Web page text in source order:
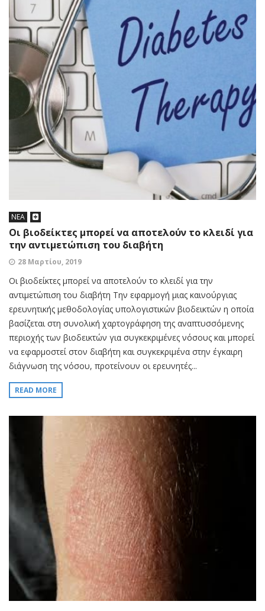
ΝΕΑ
Οι βιοδείκτες μπορεί να αποτελούν το κλειδί για
την αντιμετώπιση του διαβήτη
28 Μαρτίου, 2019
Οι βιοδείκτες μπορεί να αποτελούν το κλειδί για την
αντιμετώπιση του διαβήτη Την εφαρμογή μιας καινούργιας
ερευνητικής μεθοδολογίας υπολογιστικών βιοδεικτών η οποία
βασίζεται στη συνολική χαρτογράφηση της αναπτυσσόμενης
περιοχής των βιοδεικτών για συγκεκριμένες νόσους και μπορεί
να εφαρμοστεί στον διαβήτη και συγκεκριμένα στην έγκαιρη
διάγνωση της νόσου, προτείνουν οι ερευνητές...
READ MORE